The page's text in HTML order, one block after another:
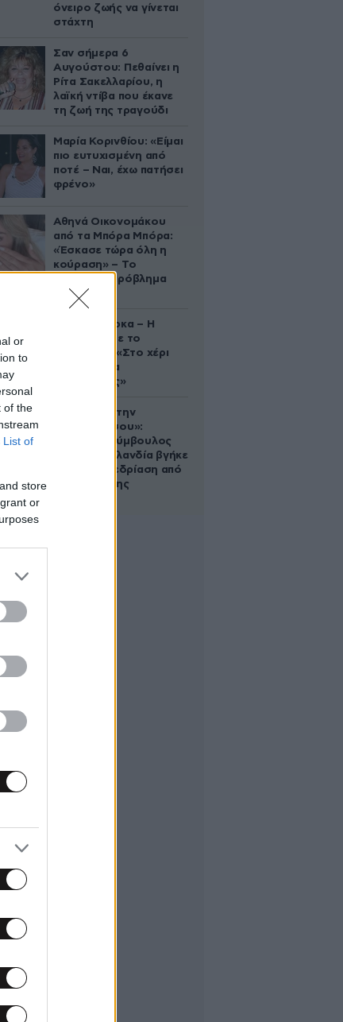
or
to
of the
List of
store
or
όνειρο ζωής να γίνεται
στάχτη
Σαν σήμερα 6
Αυγούστου: Πεθαίνει η
Ρίτα Σακελλαρίου, η
λαϊκή ντίβα που έκανε
τη ζωή της τραγούδι
Μαρία Κορινθίου: «Είμαι
πιο ευτυχισμένη από
ποτέ – Ναι, έχω πατήσει
φρένο»
Αθηνά Οικονομάκου
από τα Μπόρα Μπόρα:
«Έσκασε τώρα όλη η
κούραση» – Το
απρόοπτο πρόβλημα
υγείας
Δανάη Μπάρκα – Η
ανάρτηση με το
σάντουιτς: «Στο χέρι
σου είναι να
αδυνατίσεις»
«Βλέπουμε την
μπουγάδα σου»:
Δημοτική σύμβουλος
στη Νέα Ζηλανδία βγήκε
live σε συνεδρίαση από
το μπάνιο της